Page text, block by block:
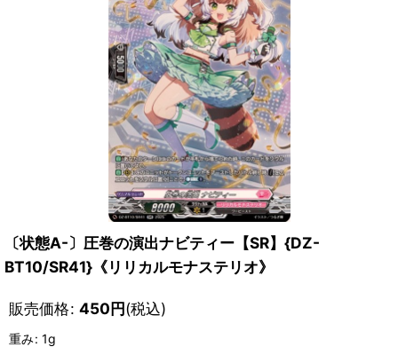
〔状態A-〕圧巻の演出ナビティー【SR】{DZ-
BT10/SR41}《リリカルモナステリオ》
販売価格: 450円(税込)
重み: 1g